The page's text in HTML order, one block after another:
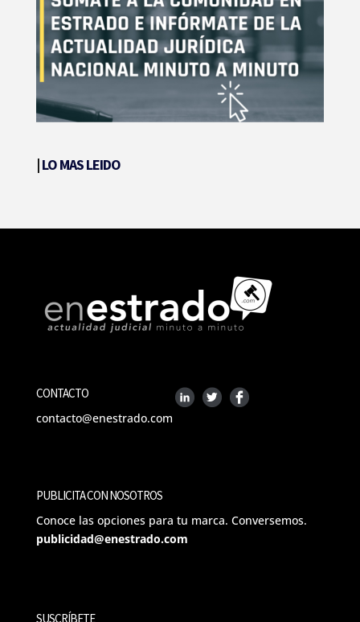
|LO MAS LEIDO
CONTACTO
contacto@enestrado.com
PUBLICITA CON NOSOTROS
Conoce las opciones para tu marca. Conversemos.
publicidad@enestrado.com
SUSCRÍBETE